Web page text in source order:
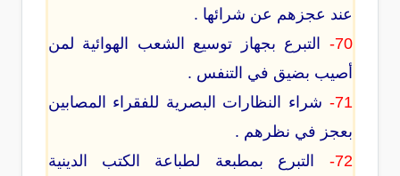
عند عجزهم عن شرائها .
70-
التبرع بجهاز توسيع الشعب الهوائية لمن
أصيب بضيق في التنفس .
71-
شراء النظارات البصرية للفقراء المصابين
بعجز في نظرهم .
72-
التبرع بمطبعة لطباعة الكتب الدينية